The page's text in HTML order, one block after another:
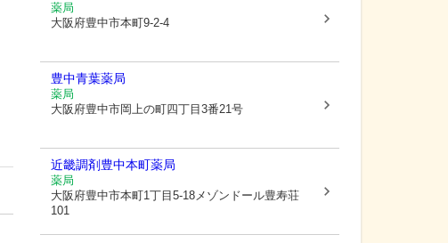
薬局
大阪府豊中市本町9-2-4
豊中青葉薬局
薬局
大阪府豊中市岡上の町四丁目3番21号
近畿調剤豊中本町薬局
薬局
大阪府豊中市本町1丁目5-18メゾンドール豊寿荘
101